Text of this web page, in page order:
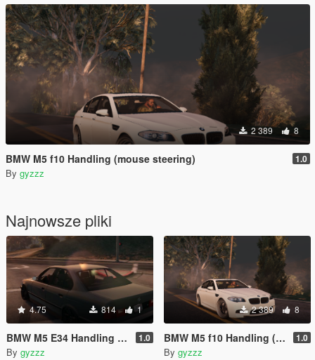
2 389 8
BMW M5 f10 Handling (mouse steering) 1.0
By gyzzz
Najnowsze pliki
4.75 814 1
BMW M5 E34 Handling (mouse steering) 1.0
By gyzzz
2 389 8
BMW M5 f10 Handling (mouse steering) 1.0
By gyzzz